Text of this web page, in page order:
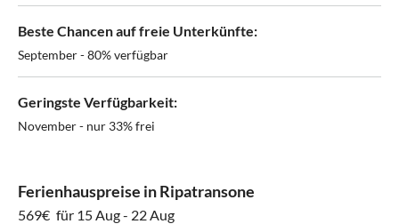
Beste Chancen auf freie Unterkünfte:
September - 80% verfügbar
Geringste Verfügbarkeit:
November - nur 33% frei
Ferienhauspreise in Ripatransone
569€ für 15 Aug - 22 Aug